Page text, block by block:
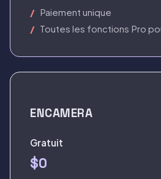
Paiement unique
Toutes les fonctions Pro
ENCAMERA
Gratuit
$0